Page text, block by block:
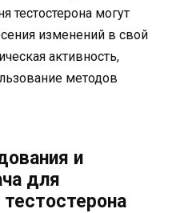
тестостерона могут
изменений в свой
активность,
методов
и
для